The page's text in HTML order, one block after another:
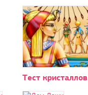
Тест кристаллов